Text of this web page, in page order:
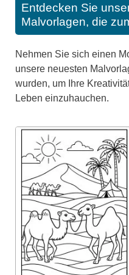
Entdecken Sie
Malvorlagen, die
Nehmen Sie sich einen
unsere neuesten
wurden, um Ihre
Leben einzuhauchen.